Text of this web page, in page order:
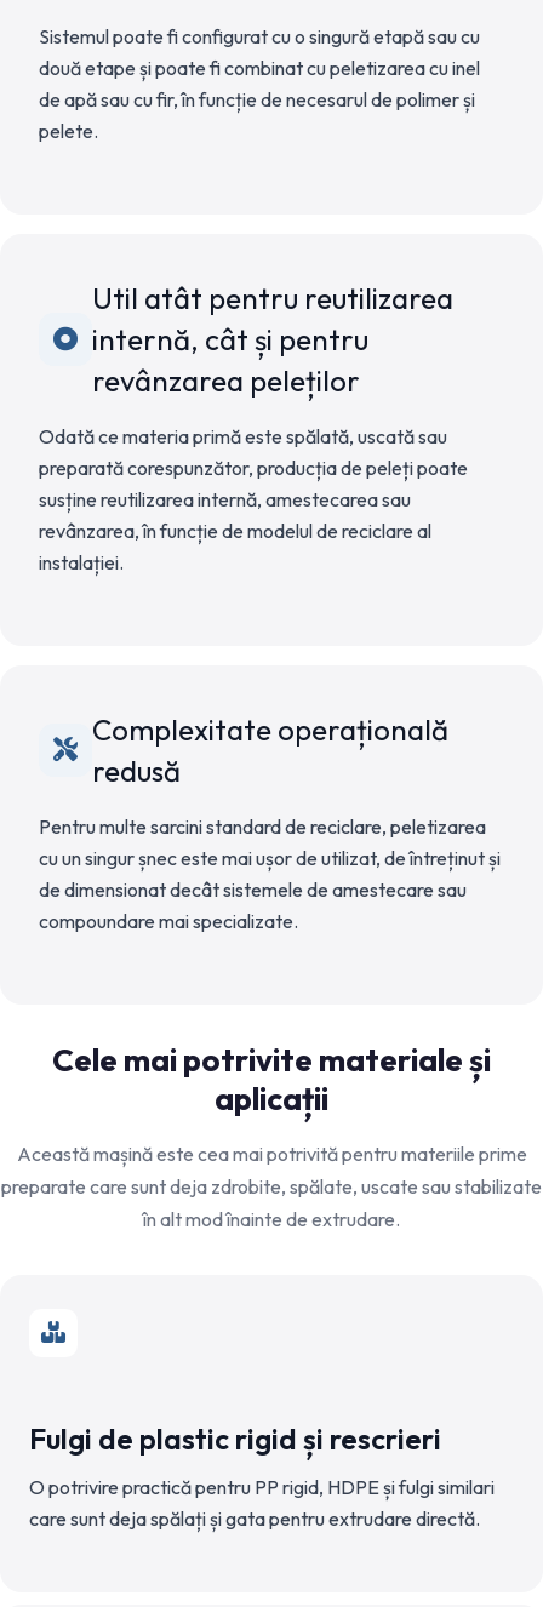
Sistemul poate fi configurat cu o singură etapă sau cu
două etape și poate fi combinat cu peletizarea cu inel
de apă sau cu fir, în funcție de necesarul de polimer și
pelete.
Util atât pentru reutilizarea
internă, cât și pentru
revânzarea peleților
Odată ce materia primă este spălată, uscată sau
preparată corespunzător, producția de peleți poate
susține reutilizarea internă, amestecarea sau
revânzarea, în funcție de modelul de reciclare al
instalației.
Complexitate operațională
redusă
Pentru multe sarcini standard de reciclare, peletizarea
cu un singur șnec este mai ușor de utilizat, de întreținut și
de dimensionat decât sistemele de amestecare sau
compoundare mai specializate.
Cele mai potrivite materiale și
aplicații
Această mașină este cea mai potrivită pentru materiile prime
preparate care sunt deja zdrobite, spălate, uscate sau stabilizate
în alt mod înainte de extrudare.
Fulgi de plastic rigid și rescrieri
O potrivire practică pentru PP rigid, HDPE și fulgi similari
care sunt deja spălați și gata pentru extrudare directă.